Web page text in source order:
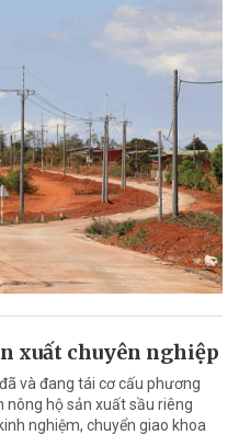
xuất chuyên nghiệp
và đang tái cơ cấu phương
hộ sản xuất sầu riêng
nghiệm, chuyển giao khoa